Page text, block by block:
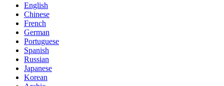
English
Chinese
French
German
Portuguese
Spanish
Russian
Japanese
Korean